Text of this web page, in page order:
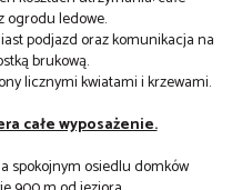
ogrodu ledowe.
podjazd oraz komunikacja na
brukową.
licznymi kwiatami i krzewami.
całe wyposażenie.
spokojnym osiedlu domków